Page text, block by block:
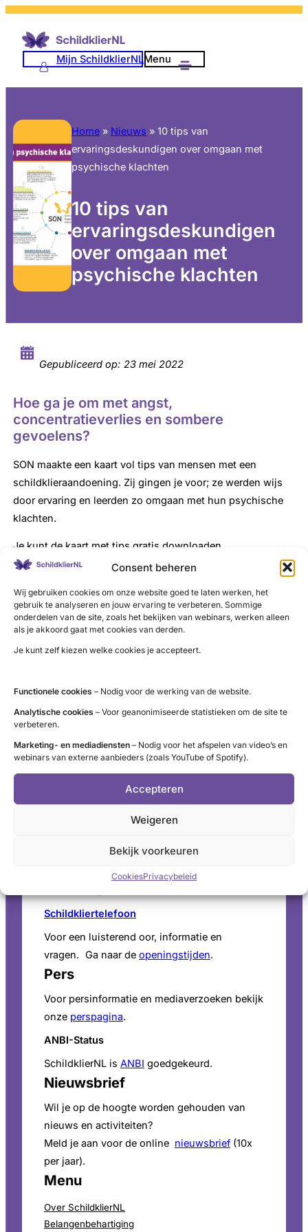
Consent beheren
Wij gebruiken cookies om onze website goed te laten werken, het
gebruik te analyseren en jouw ervaring te verbeteren. Sommige
onderdelen van de site, zoals het bekijken van webinars, werken alleen
als je akkoord gaat met cookies van derden.
Je kunt zelf kiezen welke cookies je accepteert.
Functionele cookies – Nodig voor de werking van de website.
Analytische cookies – Voor geanonimiseerde statistieken om de site te
verbeteren.
Marketing- en mediadiensten – Nodig voor het afspelen van video’s en
webinars van externe aanbieders (zoals YouTube of Spotify).
Accepteren
Weigeren
Bekijk voorkeuren
CookiesPrivacybeleid
Mijn SchildklierNLMenu
Home» Nieuws » 10 tips van
ervaringsdeskundigen over omgaan met
psychische klachten
10 tips van
ervaringsdeskundigen
over omgaan met
psychische klachten
Gepubliceerd op: 23 mei 2022
Hoe ga je om met angst,
concentratieverlies en sombere
gevoelens?
SON maakte een kaart vol tips van mensen met een
schildklieraandoening. Zij gingen je voor; ze werden wijs
door ervaring en leerden zo omgaan met hun psychische
klachten.
Je kunt de kaart met tips gratis downloaden.
Klik op de afbeelding of op de knop hieronder om
LinkedIn
X YouTube
Instagram
Facebook
tel. 085 – 489 12 36
info@schildklier.nl
Schildkliertelefoon
Voor een luisterend oor, informatie en
vragen. Ga naar de openingstijden.
Pers
Voor persinformatie en mediaverzoeken bekijk
onze perspagina.
ANBI-Status
SchildklierNL is ANBI goedgekeurd.
Nieuwsbrief
Wil je op de hoogte worden gehouden van
nieuws en activiteiten?
Meld je aan voor de online nieuwsbrief (10x
per jaar).
Menu
Over SchildklierNL
Belangenbehartiging